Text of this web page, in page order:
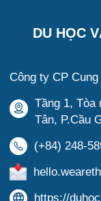
DU HỌC
Công ty CP
Tầng 1, Tòa
Tân, P.Cầu
(+84) 248-
https://